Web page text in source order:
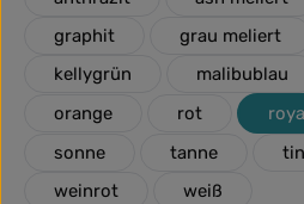
graphit
grau meliert
kellygrün
malibublau
orange
rot
sonne
tanne
weinrot
weiß